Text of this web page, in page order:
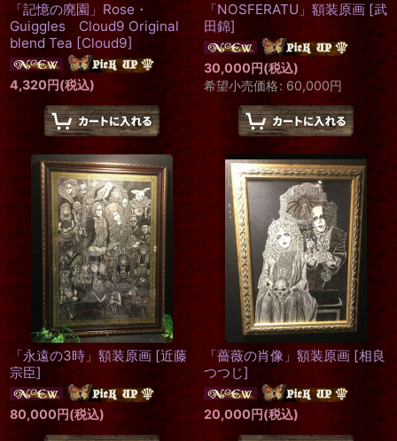
「記憶の廃園」Rose・
Guiggles Cloud9 Original
blend Tea [Cloud9]
4,320円(税込)
「NOSFERATU」額装原画 [武
田錦]
30,000円(税込)
希望小売価格: 60,000円
「永遠の3時」額装原画 [近藤
宗臣]
80,000円(税込)
「薔薇の肖像」額装原画 [相良
つつじ]
20,000円(税込)